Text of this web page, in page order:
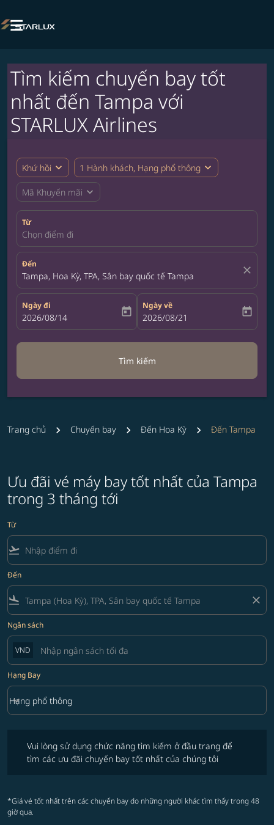

Tìm kiếm chuyến bay tốt
nhất đến Tampa với
STARLUX Airlines
Khứ hồi expand_more 1 Hành khách, Hạng phổ thông expand_more
Mã Khuyến mãi expand_more
Từ
Chọn điểm đi
Đến
Tampa, Hoa Kỳ, TPA, Sân bay quốc tế Tampa close
Ngày đi
fc-booking-departure-date-aria-label
2026/08/14 today
Ngày về
fc-booking-return-date-aria-label
2026/08/21 today
Tìm kiếm
Trang chủ Chuyến bay Đến Hoa Kỳ Đến Tampa
Ưu đãi vé máy bay tốt nhất của Tampa
trong 3 tháng tới
Từ
flight_takeoff
Đến
flight_land close
Ngân sách
VND
Hạng Bay
Hạng Bay option Hạng phổ thông Selected
Hạng phổ thông
keyboard_arrow_down
Vui lòng sử dụng chức năng tìm kiếm ở đầu trang để
tìm các ưu đãi chuyến bay tốt nhất của chúng tôi
*Giá vé tốt nhất trên các chuyến bay do những người khác tìm thấy trong 48
giờ qua.